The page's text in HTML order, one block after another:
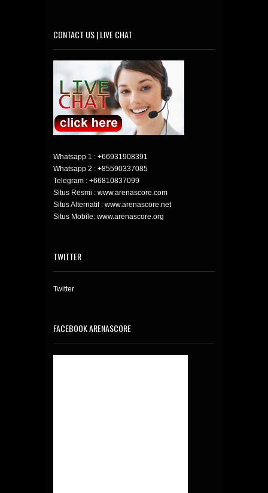
CONTACT US | LIVE CHAT
Whatsapp 1 : +66931908391
Whatsapp 2 : +85590337085
Telegram : +66810837099
Situs Resmi : www.arenascore.com
Situs Alternatif : www.arenascore.net
Situs Mobile: www.arenascore.org
TWITTER
Twitter
FACEBOOK ARENASCORE